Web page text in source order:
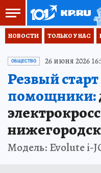
НОВОСТИ ТОЛЬКО У НАС
ОБЩЕСТВО 26 июня 2026
Резвый
помощники:
Модель: Evolute i-